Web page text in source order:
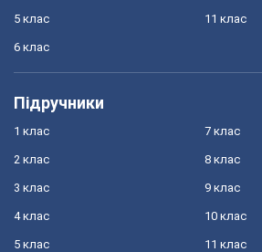
5 клас
6 клас
11 клас
Підручники
1 клас
2 клас
3 клас
4 клас
5 клас
7 клас
8 клас
9 клас
10 клас
11 клас